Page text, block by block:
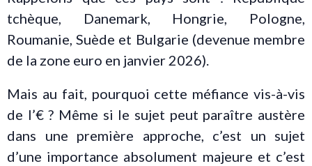
tchèque, Danemark, Hongrie, Pologne,
Roumanie, Suède et Bulgarie (devenue membre
de la zone euro en janvier 2026).
Mais au fait, pourquoi cette méfiance vis-à-vis
de l’€ ? Même si le sujet peut paraître austère
dans une première approche, c’est un sujet
d’une importance absolument majeure et c’est